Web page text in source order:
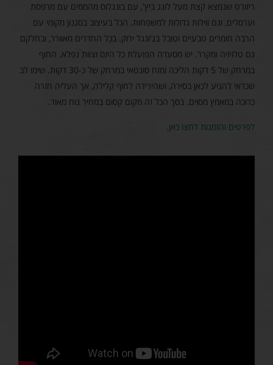
ריזורט שנמצא קצת מעל לונג ביץ', עם בונגלוס מהממים עם מרפסת
וערסלים, וגם ווילות גדולות למשפחות. הכל בעיצוב בסגנון מקומי עם
הרבה חומרים טבעיים וטובל בג'ונגל ירוק. בכל החדרים מאוורר, ובחלקם
גם טלויזיה ומקרר. יש מסעדה הפועלת כל היום וצוות נפלא. החוף
במרחק של 5 דקות הליכה ומזח סונטאי במרחק של כ-30 דקות. שימו לב
שכדאי להגיע לכאן בסירה, ושהירידה לחוף קלילה, אך העליה חזרה
כרוכה במאמץ מסוים. בסך הכל זה מקום קסום במחיר נוח מאוד.
לפרטים והזמנות לחצו כאן.